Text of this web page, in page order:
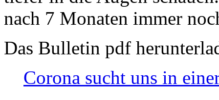
nach 7 Monaten immer
Das Bulletin pdf
Corona sucht uns in